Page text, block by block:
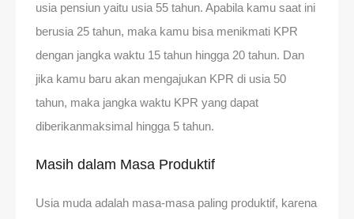
usia pensiun yaitu usia 55 tahun. Apabila kamu saat ini
berusia 25 tahun, maka kamu bisa menikmati KPR
dengan jangka waktu 15 tahun hingga 20 tahun. Dan
jika kamu baru akan mengajukan KPR di usia 50
tahun, maka jangka waktu KPR yang dapat
diberikanmaksimal hingga 5 tahun.
Masih dalam Masa Produktif
Usia muda adalah masa-masa paling produktif, karena